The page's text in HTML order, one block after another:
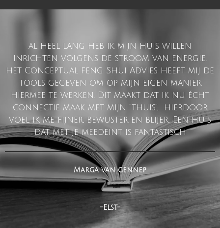
al heel lang heb ik mijn huis willen
inrichten volgens de stroom van energie.
het Conceptual feng Shui Advies heeft mij de
tools gegeven om op mijn eigen manier
hiermee te werken. Dit maakt dat ik nu écht
connectie maak met mijn “thuis”, hierdoor
voel ik me fijner, bewuster en blijer. Een huis
dat met je meedeint is fantastisch
Marga van gennep
-Elst-